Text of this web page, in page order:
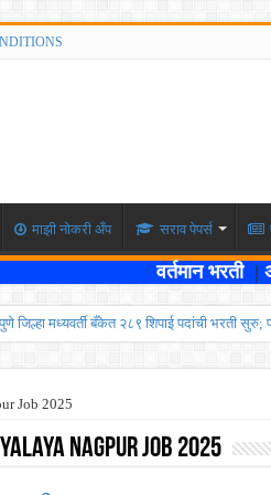
माझी नोकरी अँप सराव पेपर्स
वर्तमान भरती |
जिल्हा मध्यवर्ती बँकेत २८९ शिपाई पदांची भरती
Job 2025
Nagpur Job 2025